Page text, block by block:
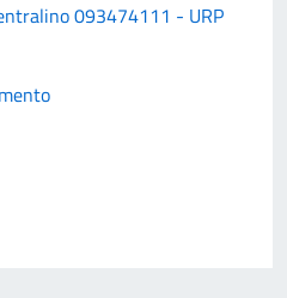
093474111 - URP